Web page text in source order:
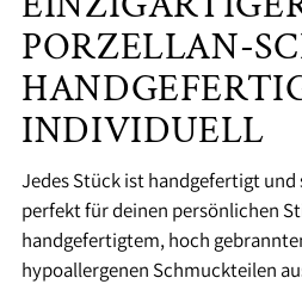
PORZELLAN-
INDIVIDUELL
Jedes Stück ist handgefertigt
perfekt für deinen persönlichen
handgefertigtem, hoch
hypoallergenen Schmuckteilen